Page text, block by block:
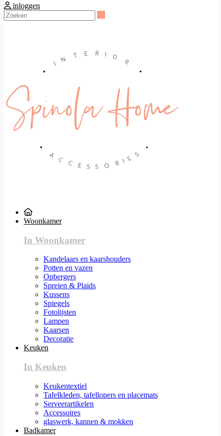
inloggen
Woonkamer
In Woonkamer
Kandelaars en kaarshouders
Potten en vazen
Opbergers
Spreien & Plaids
Kussens
Spiegels
Fotolijsten
Lampen
Kaarsen
Decoratie
Keuken
In Keuken
Keukentextiel
Tafelkleden, tafellopers en placemats
Serveerartikelen
Accessoires
glaswerk, kannen & mokken
Badkamer